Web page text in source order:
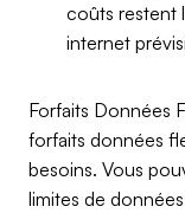
coûts restent
internet
Forfaits Données
forfaits données
besoins. Vous
limites de